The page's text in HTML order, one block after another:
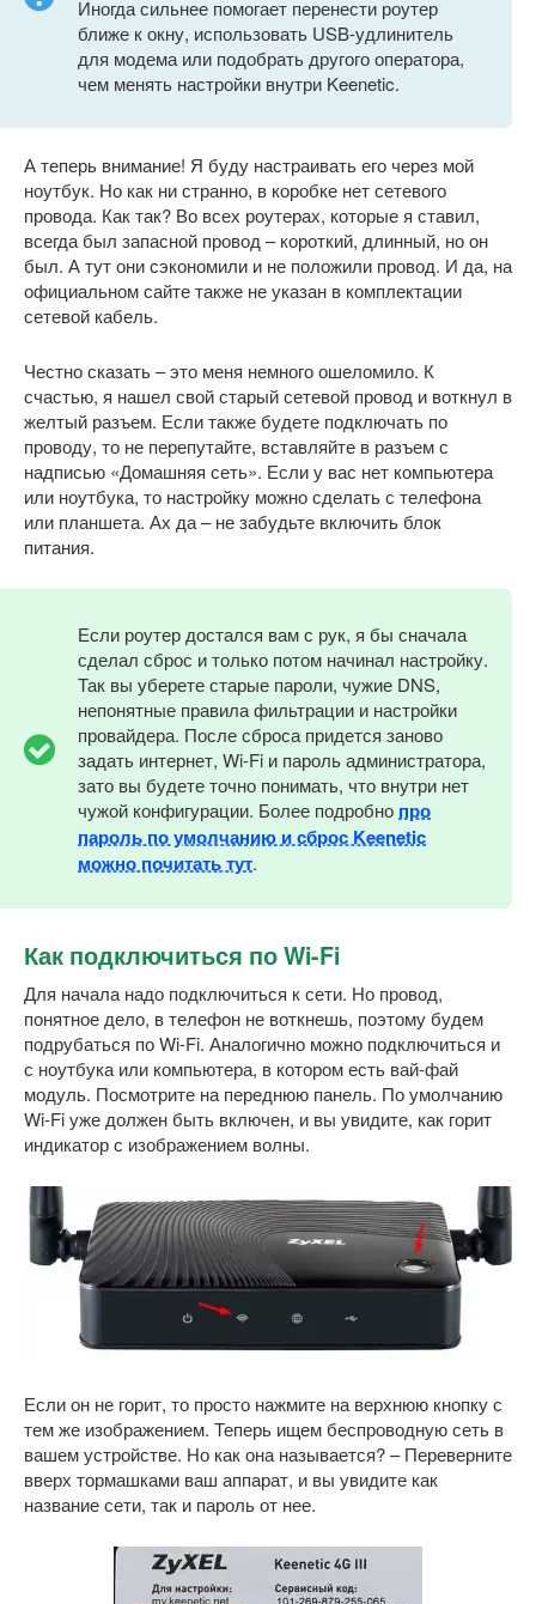
Иногда сильнее помогает перенести роутер
ближе к окну, использовать USB-удлинитель
для модема или подобрать другого оператора,
чем менять настройки внутри Keenetic.
А теперь внимание! Я буду настраивать его через мой
ноутбук. Но как ни странно, в коробке нет сетевого
провода. Как так? Во всех роутерах, которые я ставил,
всегда был запасной провод – короткий, длинный, но он
был. А тут они сэкономили и не положили провод. И да, на
официальном сайте также не указан в комплектации
сетевой кабель.
Честно сказать – это меня немного ошеломило. К
счастью, я нашел свой старый сетевой провод и воткнул в
желтый разъем. Если также будете подключать по
проводу, то не перепутайте, вставляйте в разъем с
надписью «Домашняя сеть». Если у вас нет компьютера
или ноутбука, то настройку можно сделать с телефона
или планшета. Ах да – не забудьте включить блок
питания.
Если роутер достался вам с рук, я бы сначала
сделал сброс и только потом начинал настройку.
Так вы уберете старые пароли, чужие DNS,
непонятные правила фильтрации и настройки
провайдера. После сброса придется заново
задать интернет, Wi-Fi и пароль администратора,
зато вы будете точно понимать, что внутри нет
чужой конфигурации. Более подробно про
пароль по умолчанию и сброс Keenetic
можно почитать тут.
Как подключиться по Wi-Fi
Для начала надо подключиться к сети. Но провод,
понятное дело, в телефон не воткнешь, поэтому будем
подрубаться по Wi-Fi. Аналогично можно подключиться и
с ноутбука или компьютера, в котором есть вай-фай
модуль. Посмотрите на переднюю панель. По умолчанию
Wi-Fi уже должен быть включен, и вы увидите, как горит
индикатор с изображением волны.
Если он не горит, то просто нажмите на верхнюю кнопку с
тем же изображением. Теперь ищем беспроводную сеть в
вашем устройстве. Но как она называется? – Переверните
вверх тормашками ваш аппарат, и вы увидите как
название сети, так и пароль от нее.